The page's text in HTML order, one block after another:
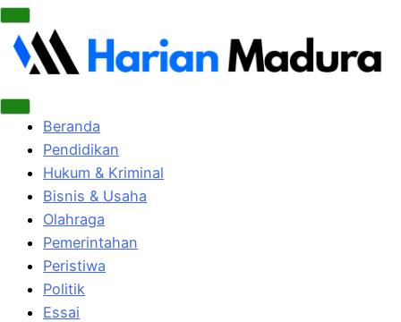
Beranda
Pendidikan
Hukum & Kriminal
Bisnis & Usaha
Olahraga
Pemerintahan
Peristiwa
Politik
Essai